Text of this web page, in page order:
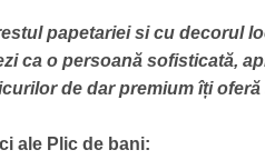
papetariei si cu decorul
ca o persoană sofisticată,
de dar premium îți
ale Plic de bani: